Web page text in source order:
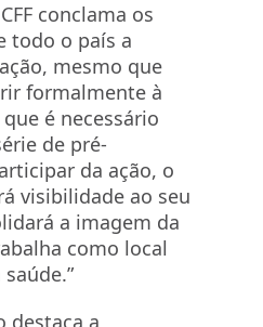
conclama os
todo o país a
mesmo que
formalmente à
é necessário
de pré-
da ação, o
visibilidade ao seu
a imagem da
como local
destaca a